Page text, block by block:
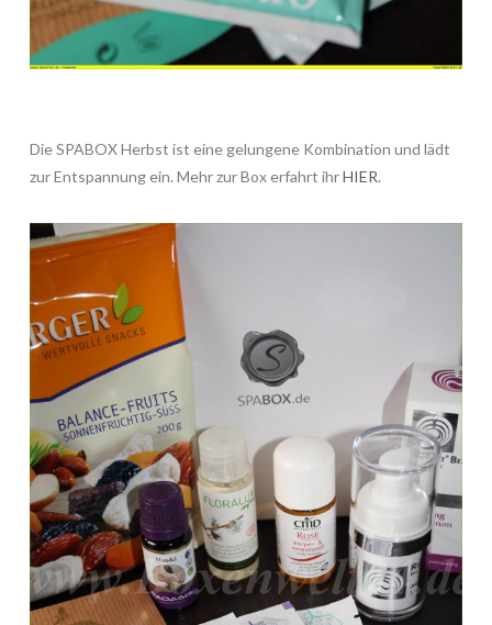
Die SPABOX Herbst ist eine gelungene Kombination und lädt
zur Entspannung ein. Mehr zur Box erfahrt ihrHIER.